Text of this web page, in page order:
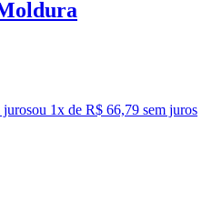
jurosou 1x de R$ 66,79 sem juros